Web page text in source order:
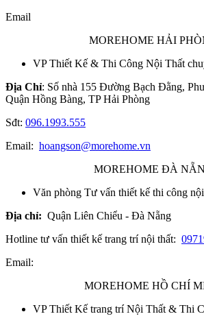
Email
MOREHOME HẢI
VP Thiết Kế & Thi Công Nội Thất
Địa Chỉ: Số nhà 155 Đường Bạch Đằng,
Quận Hồng Bàng, TP Hải Phòng
Sđt: 096.1993.555
Email: hoangson@morehome.vn
MOREHOME ĐÀ
Văn phòng Tư vấn thiết kế thi công
Địa chỉ: Quận Liên Chiểu - Đà Nẵng
Hotline tư vấn thiết kế trang trí nội thất:
Email:
MOREHOME HỒ CHÍ
VP Thiết Kế trang trí Nội Thất & Thi